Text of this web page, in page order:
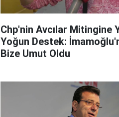
Chp'nin Avcılar Mitingine
Yoğun Destek:
Bize Umut Oldu